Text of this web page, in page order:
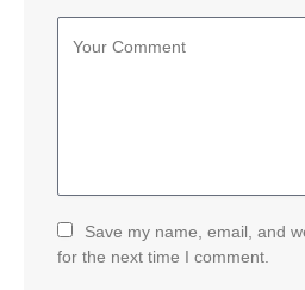
Save my name, email, and
for the next time I comment.